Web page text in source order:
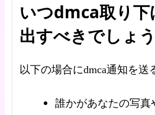
いつdmca取り下
出すべきでしょ
以下の場合にdmca通知を送
誰かがあなたの写真